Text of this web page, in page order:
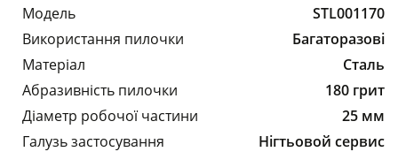
Модель
STL001170
Використання пилочки
Багаторазові
Матеріал
Сталь
Абразивність пилочки
180 грит
Діаметр робочої частини
25 мм
Галузь застосування
Нігтьовой сервис